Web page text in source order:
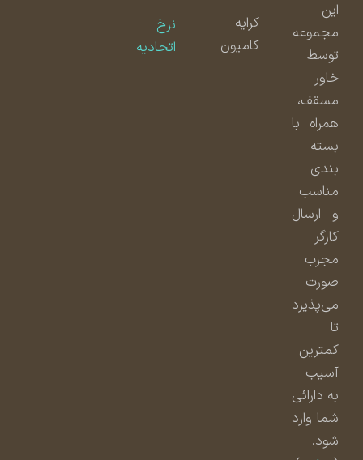
مجموعه
توسط
مسقف،
همراه با
بسته
بندی
مناسب
و ارسال
مجرب
صورت
می‌پذیرد
کمترین
آسیب
به دارائی
شما وارد
شود.
کامیون
اتحادیه